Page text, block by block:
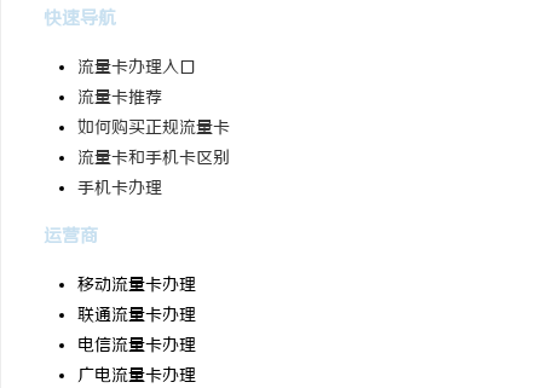
快速导航
流量卡办理入口
流量卡推荐
如何购买正规流量卡
流量卡和手机卡区别
手机卡办理
运营商
移动流量卡办理
联通流量卡办理
电信流量卡办理
广电流量卡办理